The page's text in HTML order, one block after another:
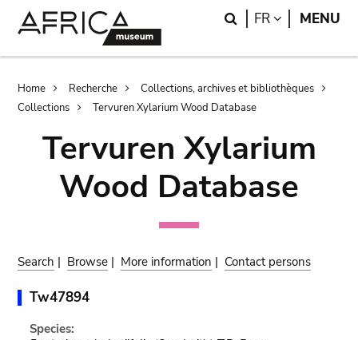
Search
FR LANGUAGE
MENU
Breadcrumb
Home Recherche
Collections, archives et bibliothèques
Collections
Tervuren Xylarium Wood Database
Tervuren Xylarium
Wood Database
Search | Browse | More information | Contact persons
Tw47894
Species: